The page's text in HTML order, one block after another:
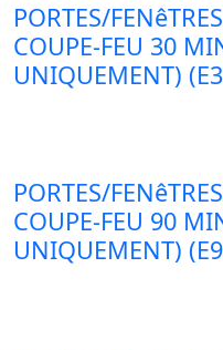
PORTES/
COUPE-FEU 30
UNIQUEMENT)
PORTES/
COUPE-FEU 90
UNIQUEMENT)